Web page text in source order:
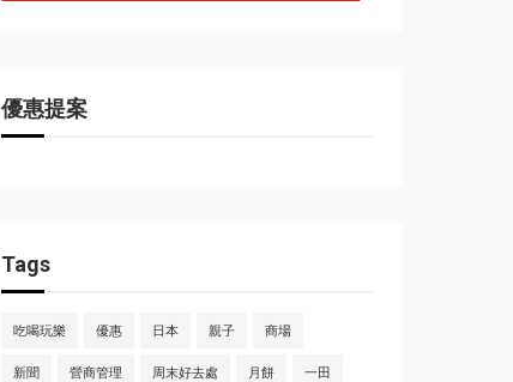
優惠提案
Tags
吃喝玩樂 優惠 日本 親子 商場
新聞 營商管理 周末好去處 月餅 一田